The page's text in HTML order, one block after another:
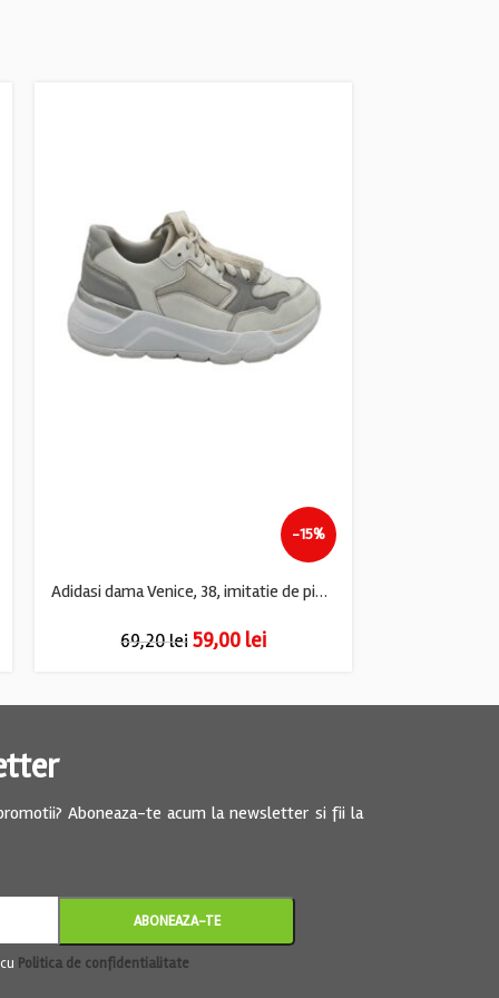
-15%
Adidasi dama Venice, 38, imitatie de piele, material textil, alb gri
69,20lei 59,00 lei
Aboneaza-te acum la newsletter si fii la
Politica de confidentialitate